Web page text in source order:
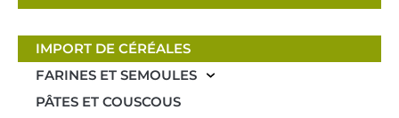
IMPORT DE CÉRÉALES
FARINES ET SEMOULES
PÂTES ET COUSCOUS